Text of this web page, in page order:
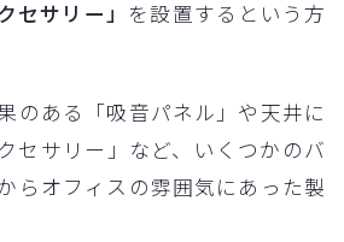
セサリー」 を設置するという方
のある「吸音パネル」や天井に
セサリー」など、いくつかのバ
らオフィスの雰囲気にあった製